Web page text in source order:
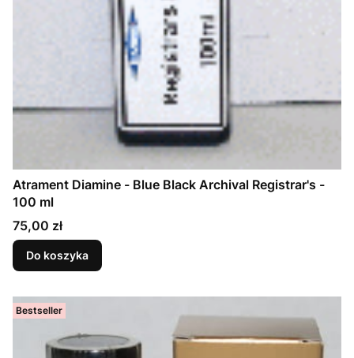
Atrament Diamine - Blue Black Archival Registrar's -
100 ml
Cena
75,00 zł
Do koszyka
Bestseller